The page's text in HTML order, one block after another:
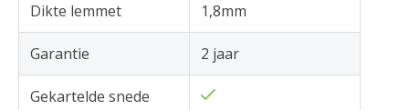
Dikte lemmet 1,8mm
Garantie 2 jaar
Gekartelde snede